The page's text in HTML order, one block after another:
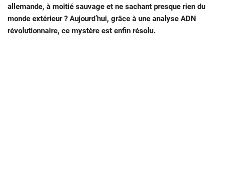
allemande, à moitié sauvage et ne sachant presque rien du
monde extérieur ? Aujourd’hui, grâce à une analyse ADN
révolutionnaire, ce mystère est enfin résolu.